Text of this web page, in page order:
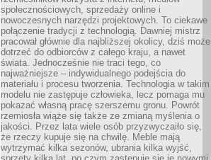
społecznościowych, sprzedaży online i
nowoczesnych narzędzi projektowych. To ciekawe
połączenie tradycji z technologią. Dawniej mistrz
pracował głównie dla najbliższej okolicy, dziś może
dotrzeć do odbiorców z całego kraju, a nawet
świata. Jednocześnie nie traci tego, co
najważniejsze – indywidualnego podejścia do
materiału i procesu tworzenia. Technologia w takim
modelu nie zastępuje człowieka, lecz pomaga mu
pokazać własną pracę szerszemu gronu. Powrót
rzemiosła wiąże się także ze zmianą myślenia o
jakości. Przez lata wiele osób przyzwyczaiło się,
że rzeczy kupuje się na chwilę. Meble mają
wytrzymać kilka sezonów, ubrania kilka wyjść,